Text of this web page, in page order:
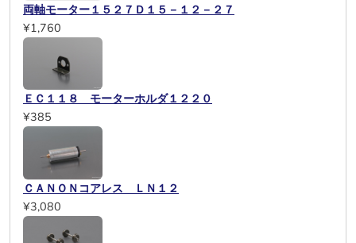
両軸モーター１５２７Ｄ１５－１２－２７
¥1,760
ＥＣ１１８ モーターホルダ１２２０
¥385
ＣＡＮＯＮコアレス ＬＮ１２
¥3,080